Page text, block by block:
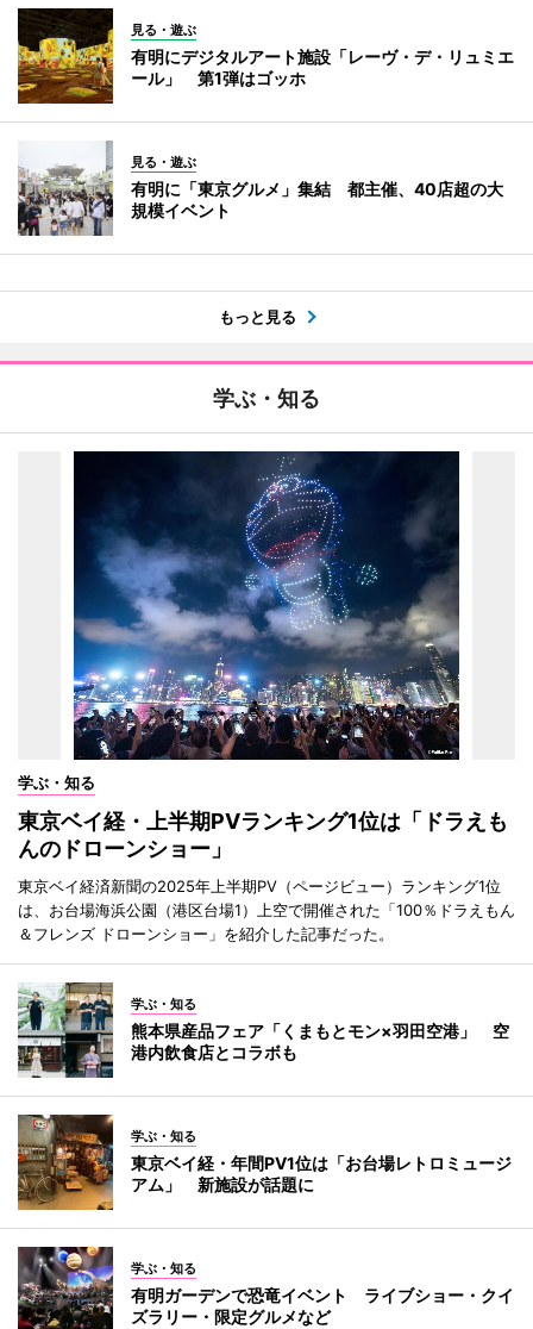
見る・遊ぶ
有明にデジタルアート施設「レーヴ・デ・リュミエ
ール」 第1弾はゴッホ
見る・遊ぶ
有明に「東京グルメ」集結 都主催、40店超の大
規模イベント
もっと見る
学ぶ・知る
学ぶ・知る
東京ベイ経・上半期PVランキング1位は「ドラえも
んのドローンショー」
東京ベイ経済新聞の2025年上半期PV（ページビュー）ランキング1位
は、お台場海浜公園（港区台場1）上空で開催された「100％ドラえもん
＆フレンズ ドローンショー」を紹介した記事だった。
学ぶ・知る
熊本県産品フェア「くまもとモン×羽田空港」 空
港内飲食店とコラボも
学ぶ・知る
東京ベイ経・年間PV1位は「お台場レトロミュージ
アム」 新施設が話題に
学ぶ・知る
有明ガーデンで恐竜イベント ライブショー・クイ
ズラリー・限定グルメなど